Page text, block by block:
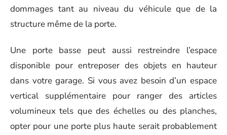
dommages tant au niveau du véhicule que de la
structure même de la porte.
Une porte basse peut aussi restreindre l’espace
disponible pour entreposer des objets en hauteur
dans votre garage. Si vous avez besoin d’un espace
vertical supplémentaire pour ranger des articles
volumineux tels que des échelles ou des planches,
opter pour une porte plus haute serait probablement